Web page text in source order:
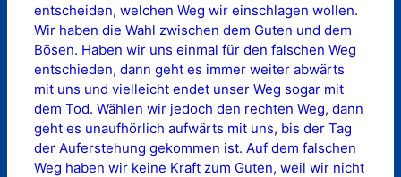
entscheiden, welchen Weg wir einschlagen wollen.
Wir haben die Wahl zwischen dem Guten und dem
Bösen. Haben wir uns einmal für den falschen Weg
entschieden, dann geht es immer weiter abwärts
mit uns und vielleicht endet unser Weg sogar mit
dem Tod. Wählen wir jedoch den rechten Weg, dann
geht es unaufhörlich aufwärts mit uns, bis der Tag
der Auferstehung gekommen ist. Auf dem falschen
Weg haben wir keine Kraft zum Guten, weil wir nicht